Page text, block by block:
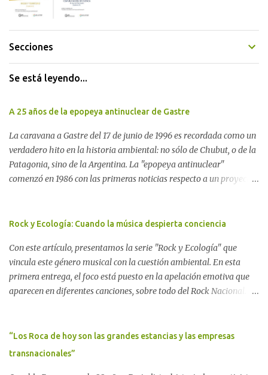
Secciones
Se está leyendo...
A 25 años de la epopeya antinuclear de Gastre
La caravana a Gastre del 17 de junio de 1996 es recordada como un
verdadero hito en la historia ambiental: no sólo de Chubut, o de la
Patagonia, sino de la Argentina. La "epopeya antinuclear"
comenzó en 1986 con las primeras noticias respecto a un proyecto
proyecto legislativo nacional al respecto. En este artículo, la
Movimiento Antinuclear de Chubut (MACH) liderada por Javier
Rodríguez Pardo, como una lección de rebelión democrática
territorial frente a las imposiciones de la tecnocracia nuclear
globalizada. Dossier N° 3 "La crisis nuclear en el mundo. A 10 años
Dukal.
Rock y Ecología: Cuando la música despierta conciencia
Con este artículo, presentamos la serie "Rock y Ecología" que
vincula este género musical con la cuestión ambiental. En esta
primera entrega, el foco está puesto en la apelación emotiva que
aparecen en diferentes canciones, sobre todo del Rock Nacional.
Carolina Aponte La Madre Tierra se escucha en las canciones del
Rock Nacional.
“Los Roca de hoy son las grandes estancias y las empresas
transnacionales”